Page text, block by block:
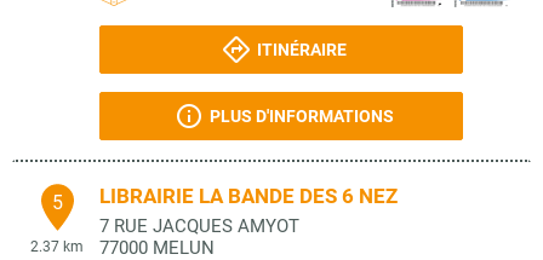
ITINÉRAIRE
PLUS D'INFORMATIONS
5
2.37 km
LIBRAIRIE LA BANDE DES 6 NEZ
7 RUE JACQUES AMYOT
77000 MELUN